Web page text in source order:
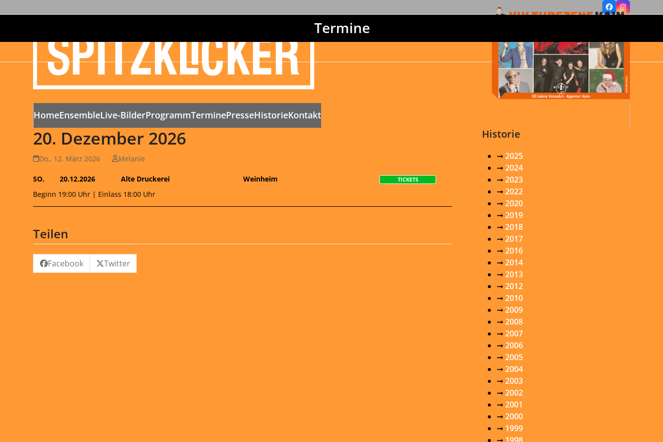
FacebookInstagram
HomeEnsembleLive-BilderProgrammTerminePresseHistorieKontakt
Termine
20. Dezember 2026
Do., 12. März 2026 Melanie
SO. 20.12.2026 Alte Druckerei Weinheim TICKETS
Beginn 19:00 Uhr | Einlass 18:00 Uhr
Teilen
Facebook Twitter
Historie
➞2025
➞2024
➞2023
➞2022
➞2020
➞2019
➞2018
➞2017
➞2016
➞2014
➞2013
➞2012
➞2010
➞2009
➞2008
➞2007
➞2006
➞2005
➞2004
➞2003
➞2002
➞2001
➞2000
➞ 1999